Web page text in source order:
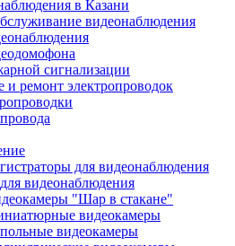
в Казани
видеонаблюдения
сигнализации
ремонт электропроводок
для видеонаблюдения
видеонаблюдения
"Шар в стакане"
видеокамеры
видеокамеры